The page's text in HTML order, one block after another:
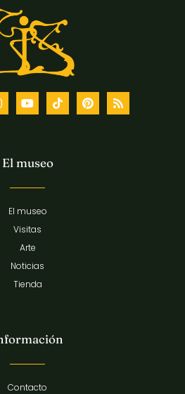
El museo
El museo
Visitas
Arte
Noticias
Tienda
Contacto